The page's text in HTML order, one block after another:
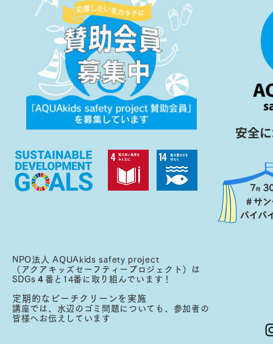
NPO法人 AQUAkids safety project
（アクアキッズセーフティープロジェクト）は
SDGs４番と14番に取り組んでいます！
定期的なビーチクリーンを実施
講座では、水辺のゴミ問題についても、参加者の
皆様へお伝えしています
安全